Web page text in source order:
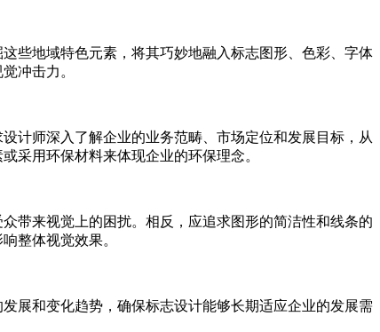
些地域特色元素，将其巧妙地融入标志图形、色彩、字体
冲击力。
计师深入了解企业的业务范畴、市场定位和发展目标，从
采用环保材料来体现企业的环保理念。
带来视觉上的困扰。相反，应追求图形的简洁性和线条的
整体视觉效果。
展和变化趋势，确保标志设计能够长期适应企业的发展需